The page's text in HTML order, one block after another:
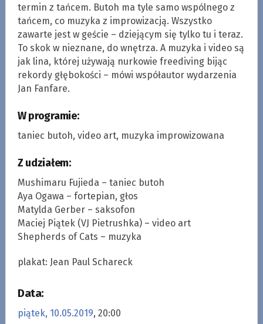
termin z tańcem. Butoh ma tyle samo wspólnego z
tańcem, co muzyka z improwizacją. Wszystko
zawarte jest w geście – dziejącym się tylko tu i teraz.
To skok w nieznane, do wnętrza. A muzyka i video są
jak lina, której używają nurkowie freediving bijąc
rekordy głębokości – mówi współautor wydarzenia
Jan Fanfare.
W programie:
taniec butoh, video art, muzyka improwizowana
Z udziałem:
Mushimaru Fujieda – taniec butoh
Aya Ogawa – fortepian, głos
Matylda Gerber – saksofon
Maciej Piątek (VJ Pietrushka) – video art
Shepherds of Cats – muzyka
plakat: Jean Paul Schareck
Data:
piątek, 10.05.2019, 20:00